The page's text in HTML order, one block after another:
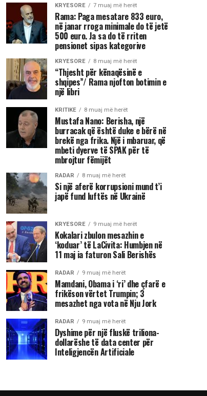
KRYESORE 7 muaj më herët
Rama: Paga mesatare 833 euro,
në janar rroga minimale do të jetë
500 euro. Ja sa do të rriten
pensionet sipas kategorive
KRYESORE 8 muaj më herët
“Thjesht për kënaqësinë e
shqipes”/ Rama njofton botimin e
një libri
KRITIKE 8 muaj më herët
Mustafa Nano: Berisha, një
burracak që është duke e bërë në
brekë nga frika. Një i mbaruar, që
mbeti dyerve të SPAK për të
mbrojtur fëmijët
RADAR 8 muaj më herët
Si një aferë korrupsioni mund t’i
japë fund luftës në Ukrainë
KRYESORE 9 muaj më herët
Kokalari zbulon mesazhin e
‘koduar’ të LaCivita: Humbjen në
11 maj ia faturon Sali Berishës
RADAR 9 muaj më herët
Mamdani, Obama i ‘ri’ dhe çfarë e
frikëson vërtet Trumpin; 3
mesazhet nga vota në Nju Jork
RADAR 9 muaj më herët
Dyshime për një fluskë triliona-
dollarëshe të data center për
Inteligjencën Artificiale